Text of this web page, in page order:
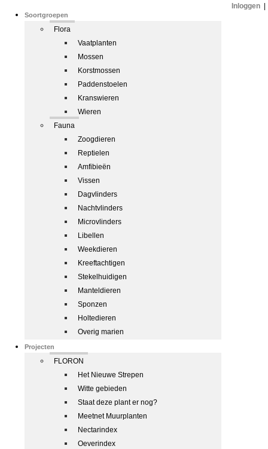
Soortgroepen
Flora
Vaatplanten
Mossen
Korstmossen
Paddenstoelen
Kranswieren
Wieren
Fauna
Zoogdieren
Reptielen
Amfibieën
Vissen
Dagvlinders
Nachtvlinders
Microvlinders
Libellen
Weekdieren
Kreeftachtigen
Stekelhuidigen
Manteldieren
Sponzen
Holtedieren
Overig marien
Projecten
FLORON
Het Nieuwe Strepen
Witte gebieden
Staat deze plant er nog?
Meetnet Muurplanten
Nectarindex
Oeverindex
Inloggen